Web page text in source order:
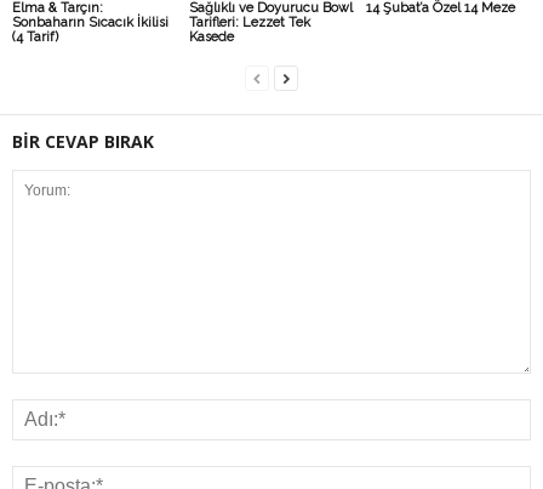
Elma & Tarçın:
Sonbaharın Sıcacık İkilisi
(4 Tarif)
Sağlıklı ve Doyurucu Bowl
Tarifleri: Lezzet Tek
Kasede
14 Şubat’a Özel 14 Meze
BİR CEVAP BIRAK